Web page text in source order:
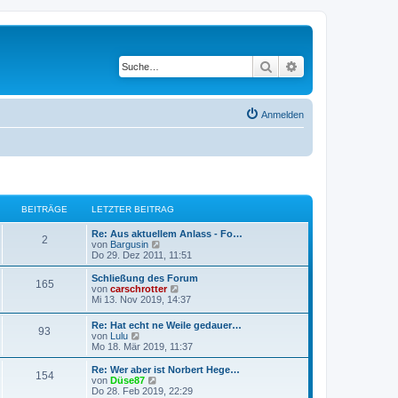
Suche
Anmelden
BEITRÄGE LETZTER BEITRAG
2B
i
r
g
L
e
t
z
t
e
r
e
i
t
r
a
g
Re: Aus aktuellem Anlass - Fo…
von Bargusin
e
u
e
s
t
e
r
B
i
t
r
g
Do 29. Dez 2011, 11:51
165B
r
L
e
t
t
e
r
B
e
i
t
r
Schließung des Forum
von carschrotter
e
e
s
e
r
B
i
Mi 13. Nov 2019, 14:37
93
i
L
e
t
z
t
e
r
Re: Hat echt ne Weile gedauer…
von Lulu
e
u
e
s
t
Mo 18. Mär 2019, 11:37
154B
L
e
t
Re: Wer aber ist Norbert Hege…
von Düse87
e
Do 28. Feb 2019, 22:29